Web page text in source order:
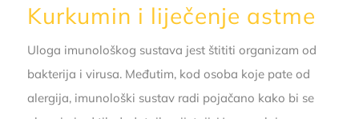
Kurkumin i liječenje astme
Uloga imunološkog sustava jest štititi organizam od
bakterija i virusa. Međutim, kod osoba koje pate od
alergija, imunološki sustav radi pojačano kako bi se